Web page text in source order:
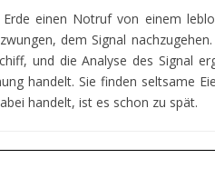
einen Notruf von einem
dem Signal nachzugehen.
und die Analyse des Signal
handelt. Sie finden seltsame
handelt, ist es schon zu spät.